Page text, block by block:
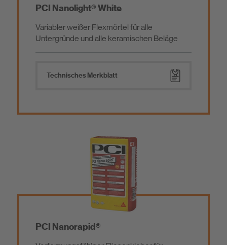
Haftbrücke
Hartschaumträgerelement
Entkopplung & Trittschalldämmung
Fliesenkleber
Reaktionsharz-Fliesenkleber
PCI Nanolight® White
Variabler weißer Flexmörtel für alle
Untergründe und alle keramischen Beläge
Technisches Merkblatt
PCI Nanorapid®